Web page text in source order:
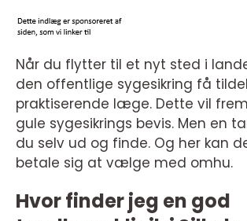
Når du flytter til et nyt sted i
den offentlige sygesikring få
praktiserende læge. Dette vil
gule sygesikrings bevis. Men en
du selv ud og finde. Og her kan
betale sig at vælge med omhu.
Hvor finder jeg en god